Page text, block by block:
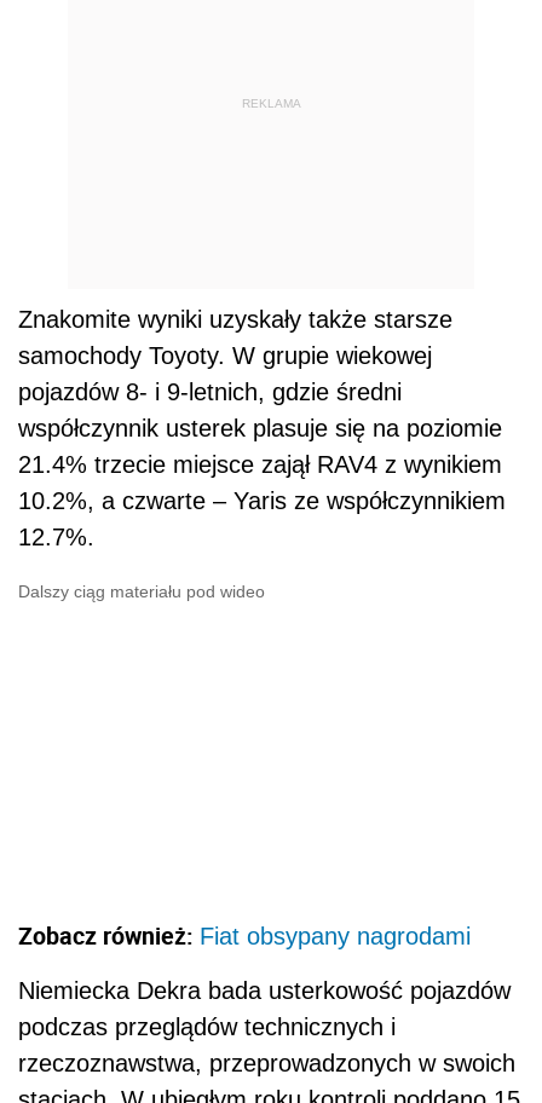
REKLAMA
Znakomite wyniki uzyskały także starsze
samochody Toyoty. W grupie wiekowej
pojazdów 8- i 9-letnich, gdzie średni
współczynnik usterek plasuje się na poziomie
21.4% trzecie miejsce zajął RAV4 z wynikiem
10.2%, a czwarte – Yaris ze współczynnikiem
12.7%.
Dalszy ciąg materiału pod wideo
Zobacz również: Fiat obsypany nagrodami
Niemiecka Dekra bada usterkowość pojazdów
podczas przeglądów technicznych i
rzeczoznawstwa, przeprowadzonych w swoich